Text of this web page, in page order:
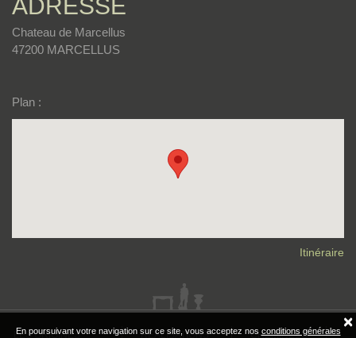
ADRESSE
Chateau de Marcellus
47200 MARCELLUS
Plan :
Itinéraire
LES ORIGINES RÉALISATIONS CHEMINÉES
×
En poursuivant votre navigation sur ce site, vous acceptez nos conditions générales